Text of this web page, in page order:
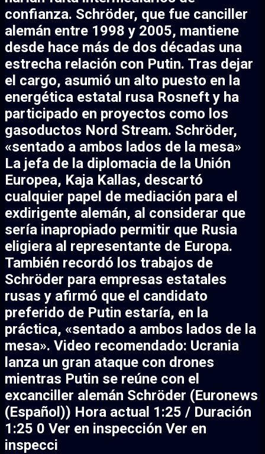
confianza. Schröder, que fue canciller
alemán entre 1998 y 2005, mantiene
desde hace más de dos décadas una
estrecha relación con Putin. Tras dejar
el cargo, asumió un alto puesto en la
energética estatal rusa Rosneft y ha
participado en proyectos como los
gasoductos Nord Stream. Schröder,
«sentado a ambos lados de la mesa»
La jefa de la diplomacia de la Unión
Europea, Kaja Kallas, descartó
cualquier papel de mediación para el
exdirigente alemán, al considerar que
sería inapropiado permitir que Rusia
eligiera al representante de Europa.
También recordó los trabajos de
Schröder para empresas estatales
rusas y afirmó que el candidato
preferido de Putin estaría, en la
práctica, «sentado a ambos lados de la
mesa». Video recomendado: Ucrania
lanza un gran ataque con drones
mientras Putin se reúne con el
excanciller alemán Schröder (Euronews
(Español)) Hora actual 1:25 / Duración
1:25 0 Ver en inspección Ver en
inspecci